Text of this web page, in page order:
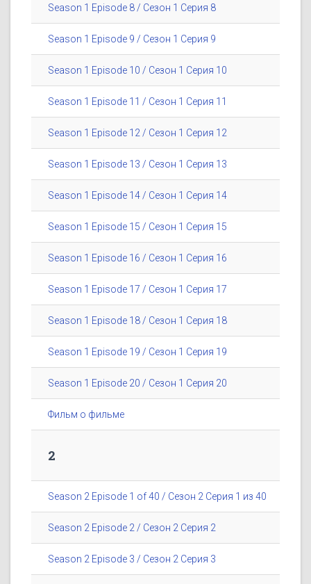
Season 1 Episode 8 / Сезон 1 Серия 8
Season 1 Episode 9 / Сезон 1 Серия 9
Season 1 Episode 10 / Сезон 1 Серия 10
Season 1 Episode 11 / Сезон 1 Серия 11
Season 1 Episode 12 / Сезон 1 Серия 12
Season 1 Episode 13 / Сезон 1 Серия 13
Season 1 Episode 14 / Сезон 1 Серия 14
Season 1 Episode 15 / Сезон 1 Серия 15
Season 1 Episode 16 / Сезон 1 Серия 16
Season 1 Episode 17 / Сезон 1 Серия 17
Season 1 Episode 18 / Сезон 1 Серия 18
Season 1 Episode 19 / Сезон 1 Серия 19
Season 1 Episode 20 / Сезон 1 Серия 20
Фильм о фильме
2
Season 2 Episode 1 of 40 / Сезон 2 Серия 1 из 40
Season 2 Episode 2 / Сезон 2 Серия 2
Season 2 Episode 3 / Сезон 2 Серия 3